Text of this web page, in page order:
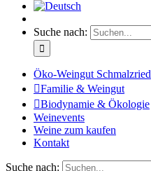
Suche nach:
Öko-Weingut Schmalzried
Familie & Weingut
Biodynamie & Ökologie
Weinevents
Weine zum kaufen
Kontakt
Suche nach: